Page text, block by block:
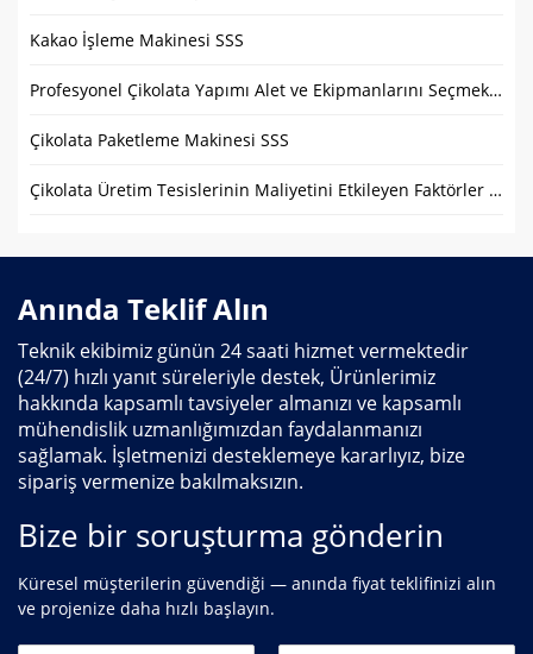
Kakao İşleme Makinesi SSS
Profesyonel Çikolata Yapımı Alet ve Ekipmanlarını Seçmek: Kapsamlı Kılavuz
Çikolata Paketleme Makinesi SSS
Çikolata Üretim Tesislerinin Maliyetini Etkileyen Faktörler – Kapsamlı Bir Kılavuz
Anında Teklif Alın
Teknik ekibimiz günün 24 saati hizmet vermektedir
(24/7) hızlı yanıt süreleriyle destek, Ürünlerimiz
hakkında kapsamlı tavsiyeler almanızı ve kapsamlı
mühendislik uzmanlığımızdan faydalanmanızı
sağlamak. İşletmenizi desteklemeye kararlıyız, bize
sipariş vermenize bakılmaksızın.
Bize bir soruşturma gönderin
Küresel müşterilerin güvendiği — anında fiyat teklifinizi alın
ve projenize daha hızlı başlayın.